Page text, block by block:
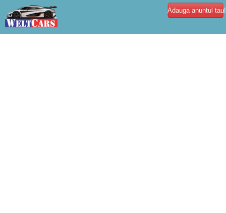
Adauga anuntul tau!